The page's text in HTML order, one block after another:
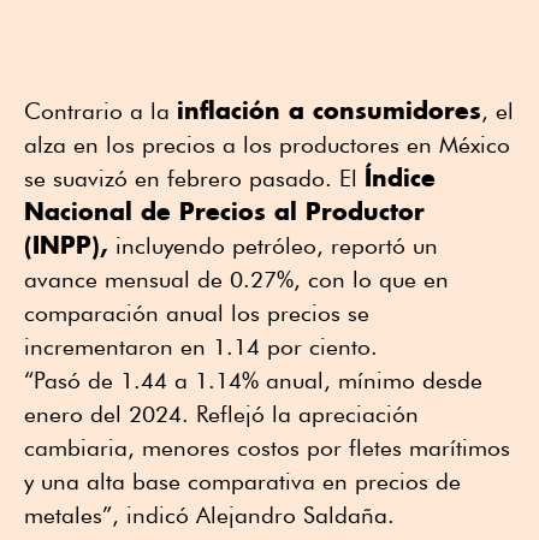
Contrario a la inflación a consumidores, el
alza en los precios a los productores en México
se suavizó en febrero pasado. El Índice
Nacional de Precios al Productor
(INPP), incluyendo petróleo, reportó un
avance mensual de 0.27%, con lo que en
comparación anual los precios se
incrementaron en 1.14 por ciento.
“Pasó de 1.44 a 1.14% anual, mínimo desde
enero del 2024. Reflejó la apreciación
cambiaria, menores costos por fletes marítimos
y una alta base comparativa en precios de
metales”, indicó Alejandro Saldaña.